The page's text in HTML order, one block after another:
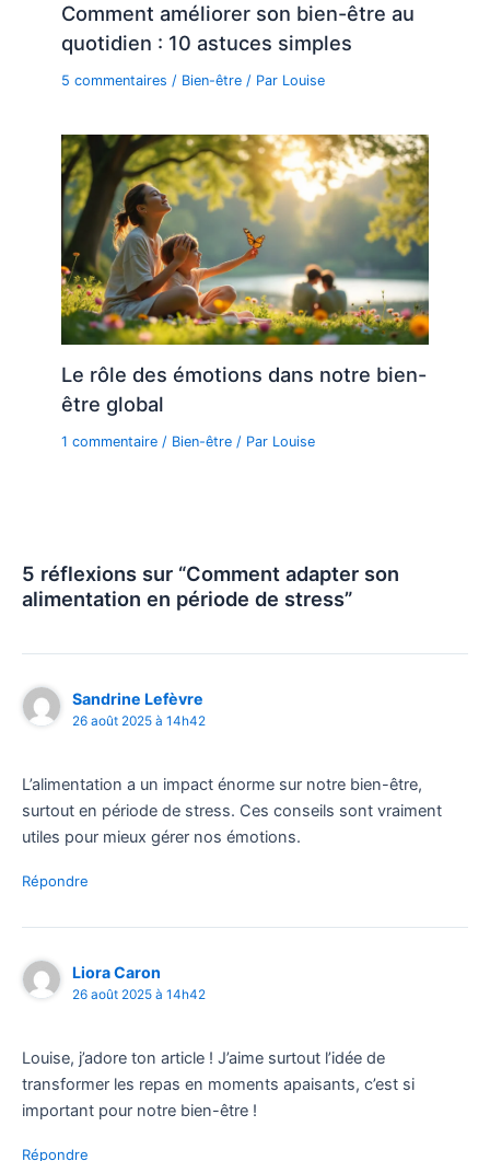
Comment améliorer son bien-être au
quotidien : 10 astuces simples
5 commentaires / Bien-être / Par Louise
Le rôle des émotions dans notre bien-
être global
1 commentaire / Bien-être / Par Louise
5 réflexions sur “Comment adapter son
alimentation en période de stress”
Sandrine Lefèvre
26 août 2025 à 14h42
L’alimentation a un impact énorme sur notre bien-être,
surtout en période de stress. Ces conseils sont vraiment
utiles pour mieux gérer nos émotions.
Répondre
Liora Caron
26 août 2025 à 14h42
Louise, j’adore ton article ! J’aime surtout l’idée de
transformer les repas en moments apaisants, c’est si
important pour notre bien-être !
Répondre